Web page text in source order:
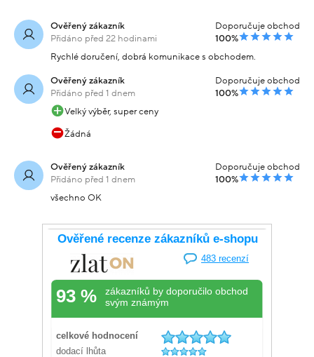
Ověřený zákazník
Přidáno před 22 hodinami
Doporučuje obchod
100%
Rychlé doručení, dobrá komunikace s obchodem.
Ověřený zákazník
Přidáno před 1 dnem
Doporučuje obchod
100%
Velký výběr, super ceny
Žádná
Ověřený zákazník
Přidáno před 1 dnem
Doporučuje obchod
100%
všechno OK